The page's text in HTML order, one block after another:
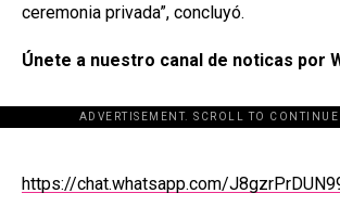
ceremonia privada”, concluyó.
Únete a nuestro canal de noticas por
ADVERTISEMENT. SCROLL TO CONTINUE
[adsforwp
https://chat.whatsapp.com/